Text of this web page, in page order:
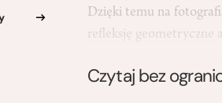
Dzięki temu na
refleksję geometryczne
Czytaj bez